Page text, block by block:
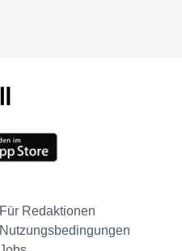
Für Redaktionen
Nutzungsbedingungen